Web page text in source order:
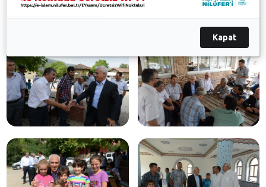
Kapat